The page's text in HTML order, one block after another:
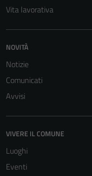
Vita lavorativa
NOVITÀ
Notizie
Comunicati
Avvisi
VIVERE IL COMUNE
Luoghi
Eventi